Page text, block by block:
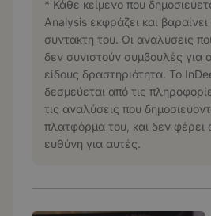
* Κάθε κείμενο που
Analysis εκφράζει και
συντάκτη του. Οι αναλύσεις
δεν συνιστούν συμβουλές για
είδους δραστηριότητα. Το
δεσμεύεται από τις
τις αναλύσεις που
πλατφόρμα του, και δεν φέρει
ευθύνη για αυτές.